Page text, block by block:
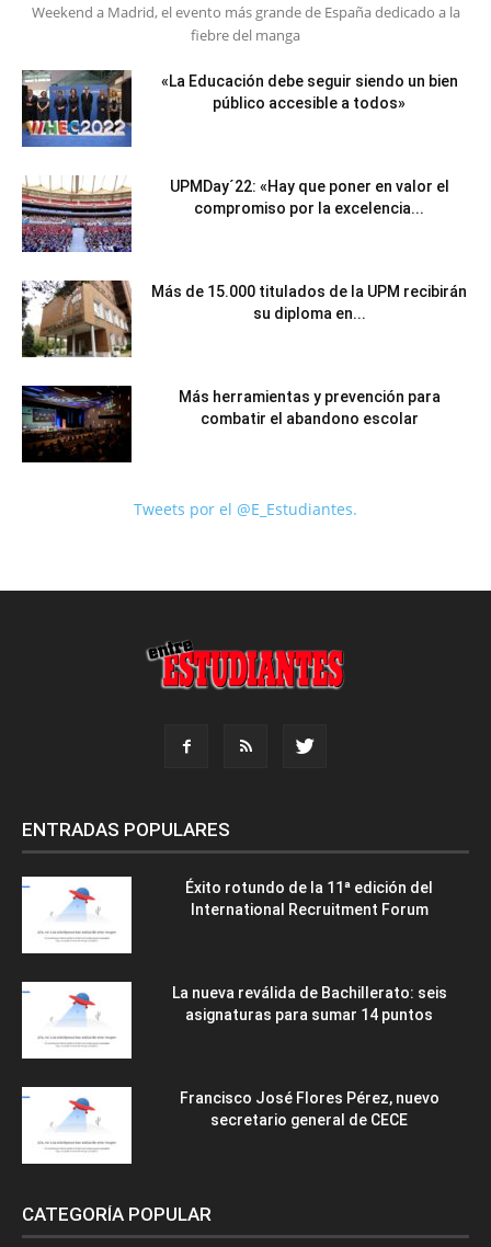
Weekend a Madrid, el evento más grande de España dedicado a la
fiebre del manga
«La Educación debe seguir siendo un bien
público accesible a todos»
UPMDay´22: «Hay que poner en valor el
compromiso por la excelencia...
Más de 15.000 titulados de la UPM recibirán
su diploma en...
Más herramientas y prevención para
combatir el abandono escolar
Tweets por el @E_Estudiantes.
ENTRADAS POPULARES
Éxito rotundo de la 11ª edición del
International Recruitment Forum
La nueva reválida de Bachillerato: seis
asignaturas para sumar 14 puntos
Francisco José Flores Pérez, nuevo
secretario general de CECE
CATEGORÍA POPULAR